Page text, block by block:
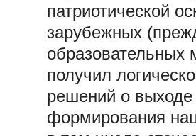
патриотической
зарубежных
образовательных
получил
решений о выходе
формирования